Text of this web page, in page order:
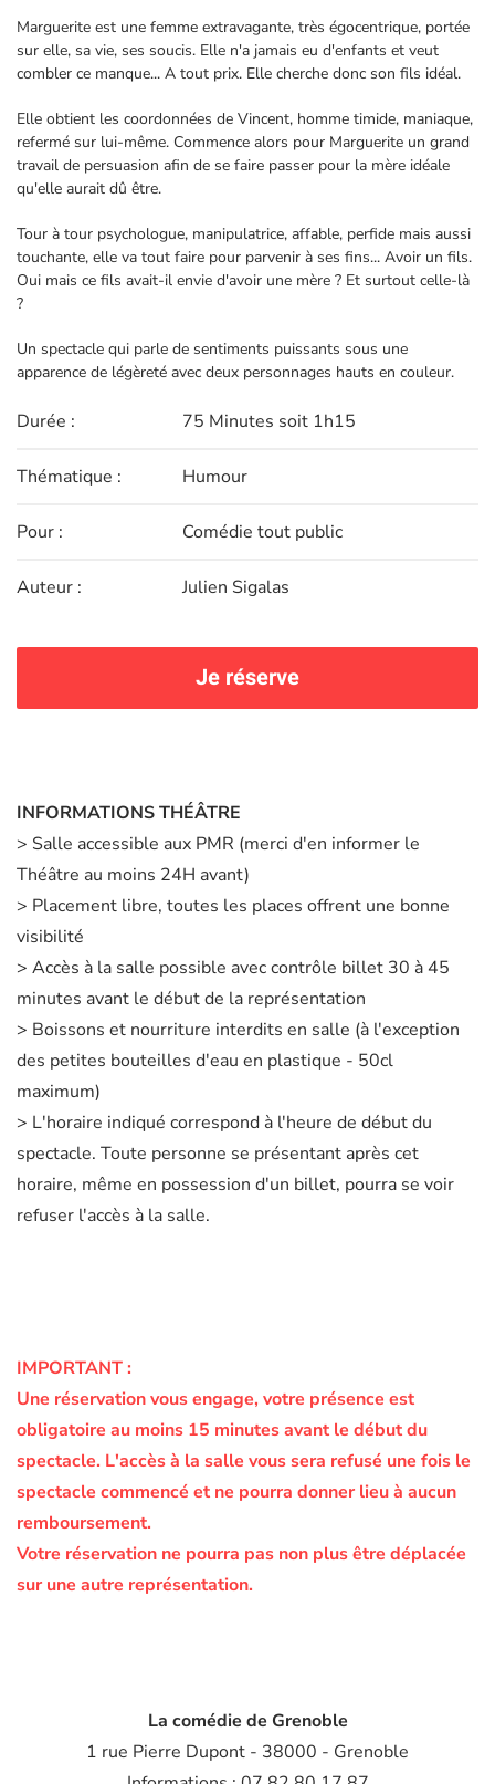
Marguerite est une femme extravagante, très égocentrique, portée
sur elle, sa vie, ses soucis. Elle n'a jamais eu d'enfants et veut
combler ce manque... A tout prix. Elle cherche donc son fils idéal.
Elle obtient les coordonnées de Vincent, homme timide, maniaque,
refermé sur lui-même. Commence alors pour Marguerite un grand
travail de persuasion afin de se faire passer pour la mère idéale
qu'elle aurait dû être.
Tour à tour psychologue, manipulatrice, affable, perfide mais aussi
touchante, elle va tout faire pour parvenir à ses fins... Avoir un fils.
Oui mais ce fils avait-il envie d'avoir une mère ? Et surtout celle-là
?
Un spectacle qui parle de sentiments puissants sous une
apparence de légèreté avec deux personnages hauts en couleur.
Durée : 75 Minutes soit 1h15
Thématique : Humour
Pour : Comédie tout public
Auteur : Julien Sigalas
Je réserve
INFORMATIONS THÉÂTRE
> Salle accessible aux PMR (merci d'en informer le
Théâtre au moins 24H avant)
> Placement libre, toutes les places offrent une bonne
visibilité
> Accès à la salle possible avec contrôle billet 30 à 45
minutes avant le début de la représentation
> Boissons et nourriture interdits en salle (à l'exception
des petites bouteilles d'eau en plastique - 50cl
maximum)
> L'horaire indiqué correspond à l'heure de début du
spectacle. Toute personne se présentant après cet
horaire, même en possession d'un billet, pourra se voir
refuser l'accès à la salle.
IMPORTANT :
Une réservation vous engage, votre présence est
obligatoire au moins 15 minutes avant le début du
spectacle. L'accès à la salle vous sera refusé une fois le
spectacle commencé et ne pourra donner lieu à aucun
remboursement.
Votre réservation ne pourra pas non plus être déplacée
sur une autre représentation.
La comédie de Grenoble
1 rue Pierre Dupont - 38000 - Grenoble